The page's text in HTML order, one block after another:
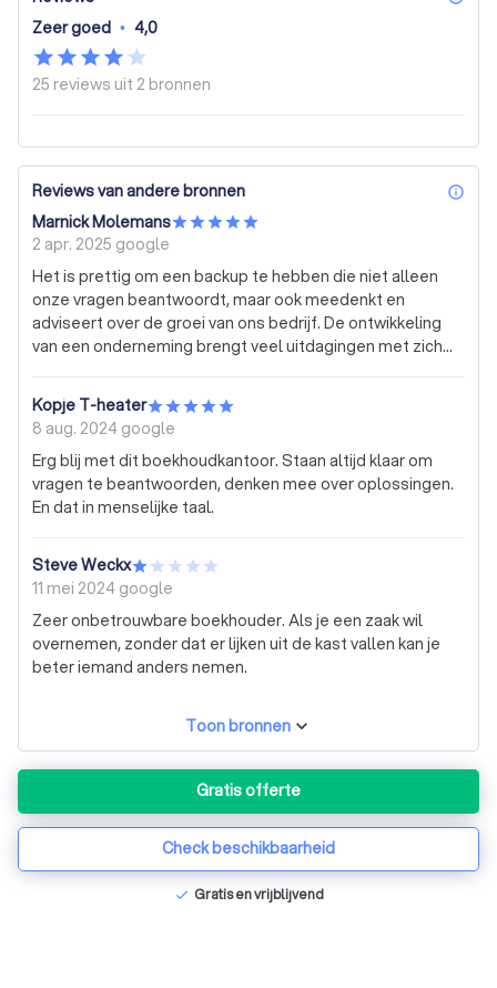
Zeer goed • 4,0
25 reviews uit 2 bronnen
Reviews van andere bronnen
Marnick Molemans
2 apr. 2025 google
Het is prettig om een backup te hebben die niet alleen
onze vragen beantwoordt, maar ook meedenkt en
adviseert over de groei van ons bedrijf. De ontwikkeling
van een onderneming brengt veel uitdagingen met zich
noodzakelijk. Stokbroekx & Stokbroekx biedt niet alleen
waardevolle inzichten en praktische tips, maar helpt ons
ook bewust te worden van belangrijke financiële en
zakelijke aspecten waar je als ondernemer niet altijd bij
stilstaat. Dankzij hun expertise en ondersteuning krijgen
we de juiste handvatten aangereikt om onze
professionele aanpak, duidelijke communicatie en
betrokkenheid enorm.
Kopje T-heater
8 aug. 2024 google
Erg blij met dit boekhoudkantoor. Staan altijd klaar om
vragen te beantwoorden, denken mee over oplossingen.
En dat in menselijke taal.
Steve Weckx
11 mei 2024 google
Zeer onbetrouwbare boekhouder. Als je een zaak wil
overnemen, zonder dat er lijken uit de kast vallen kan je
beter iemand anders nemen.
Toon bronnen
Gratis offerte
Check beschikbaarheid
check Gratis en vrijblijvend